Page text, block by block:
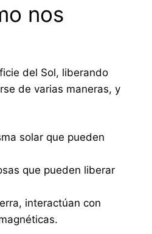
nos
del Sol, liberando
de varias maneras, y
solar que pueden
que pueden liberar
interactúan con